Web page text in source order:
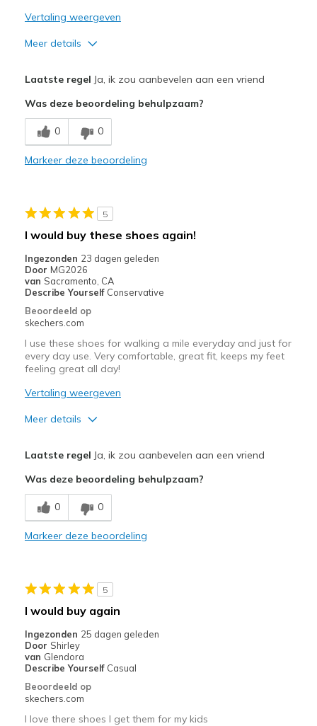
Vertaling weergeven
Meer details
Sizing
Feels true to size
Laatste regel Ja, ik zou aanbevelen aan een vriend
Was deze beoordeling behulpzaam?
0 0
Markeer deze beoordeling
5
I would buy these shoes again!
Ingezonden 23 dagen geleden
Door MG2026
van Sacramento, CA
Describe Yourself Conservative
Beoordeeld op
skechers.com
I use these shoes for walking a mile everyday and just for
every day use. Very comfortable, great fit, keeps my feet
feeling great all day!
Vertaling weergeven
Meer details
Breathe Well
Comfortable
Beste toepassingen
Going Out
Travel
Laatste regel Ja, ik zou aanbevelen aan een vriend
Was deze beoordeling behulpzaam?
0 0
Markeer deze beoordeling
5
I would buy again
Ingezonden 25 dagen geleden
Door Shirley
van Glendora
Describe Yourself Casual
Beoordeeld op
skechers.com
I love there shoes I get them for my kids